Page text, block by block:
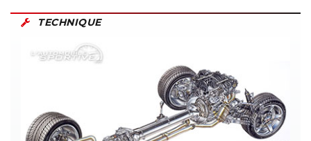
TECHNIQUE